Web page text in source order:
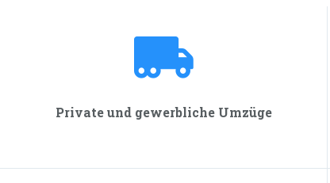
Private und gewerbliche Umzüge